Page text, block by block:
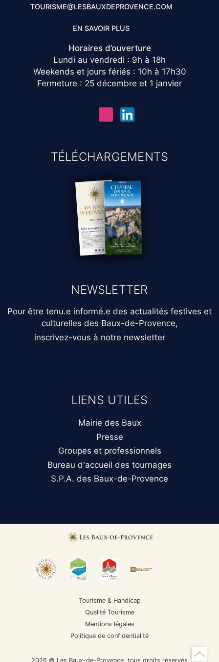
TOURISME@LESBAUXDEPROVENCE.COM
EN SAVOIR PLUS
Horaires d’ouverture
Lundi au vendredi : 9h à 18h
Weekends et jours fériés : 10h à 17h30
Fermeture : 25 décembre et 1 janvier
TÉLÉCHARGEMENTS
NEWSLETTER
Pour être tenu.e informé.e des actualités festives et
culturelles des Baux-de-Provence,
inscrivez-vous à notre newsletter
LIENS UTILES
Mairie des Baux
Presse
Groupes et professionnels
Bureau d'accueil des tournages
S.P.A. des Baux-de-Provence
Tourisme & Handicap
Qualité Tourisme
Mentions légales
Politique de confidentialité
2026 © Les Baux-de-Provence, tous droits réservés